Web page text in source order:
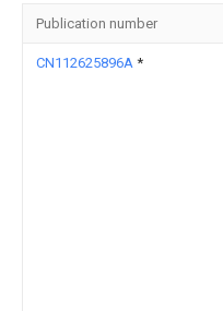
Publication number
CN112625896A *